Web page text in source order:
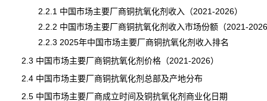
2.2.1 中国市场主要厂商铜抗氧化剂收入（2021-2026）
2.2.2 中国市场主要厂商铜抗氧化剂收入市场份额（2021-
2.2.3 2025年中国市场主要厂商铜抗氧化剂收入排名
2.3 中国市场主要厂商铜抗氧化剂价格（2021-2026）
2.4 中国市场主要厂商铜抗氧化剂总部及产地分布
2.5 中国市场主要厂商成立时间及铜抗氧化剂商业化日期